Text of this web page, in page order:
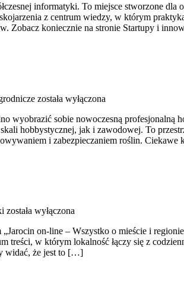
informatyki. To miejsce stworzone
z centrum wiedzy, w którym
Zobacz koniecznie na stronie Startupy i
została wyłączona
wyobrazić sobie nowoczesną profesjonalną
hobbystycznej, jak i zawodowej. To
i zabezpieczaniem roślin.
została wyłączona
on-line – Wszystko o mieście i
treści, w którym lokalność łączy się z
widać, że jest to […]